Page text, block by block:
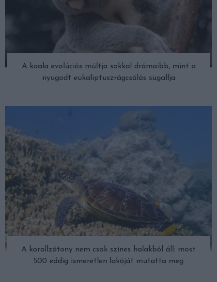
A koala evolúciós múltja sokkal drámaibb, mint a
nyugodt eukaliptuszrágcsálás sugallja
A korallzátony nem csak színes halakból áll: most
500 eddig ismeretlen lakóját mutatta meg